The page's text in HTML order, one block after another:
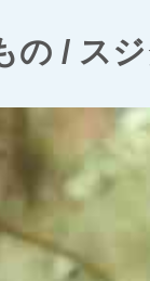
の / ス